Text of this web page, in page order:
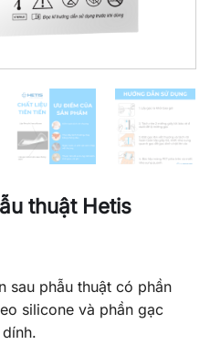
thuật Hetis
sau phẫu thuật có phần
silicone và phần gạc